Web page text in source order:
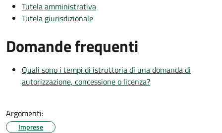
Tutela amministrativa
Tutela giurisdizionale
Domande frequenti
Quali sono i tempi di istruttoria di una domanda di
autorizzazione, concessione o licenza?
Argomenti:
Imprese